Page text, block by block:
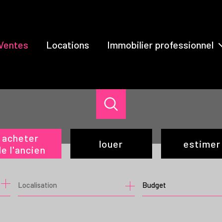
Locations Immobilier professionnel
Locations
acheter
l'ancien
de l'ancien
du neuf
louer
de l'immo pro
estimer
Budget